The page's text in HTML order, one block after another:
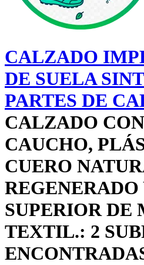
CALZADO
DE SUELA
PARTES DE
CALZADO
CAUCHO,
CUERO
REGENERADO
SUPERIOR DE
TEXTIL.: 2